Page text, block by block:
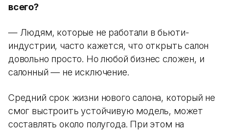
всего?
— Людям, которые не работали в бьюти-
индустрии, часто кажется, что открыть салон
довольно просто. Но любой бизнес сложен, и
салонный — не исключение.
Средний срок жизни нового салона, который не
смог выстроить устойчивую модель, может
составлять около полугода. При этом на